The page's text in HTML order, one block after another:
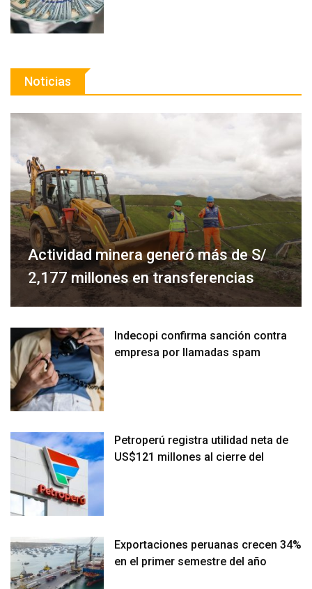
Noticias
Actividad minera generó más de S/
2,177 millones en transferencias
Indecopi confirma sanción contra
empresa por llamadas spam
Petroperú registra utilidad neta de
US$121 millones al cierre del
Exportaciones peruanas crecen 34%
en el primer semestre del año